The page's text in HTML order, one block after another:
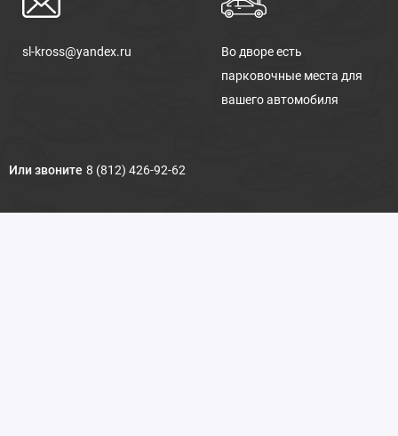
sl-kross@yandex.ru
Во дворе есть
парковочные места для
вашего автомобиля
Или звоните 8 (812) 426-92-62